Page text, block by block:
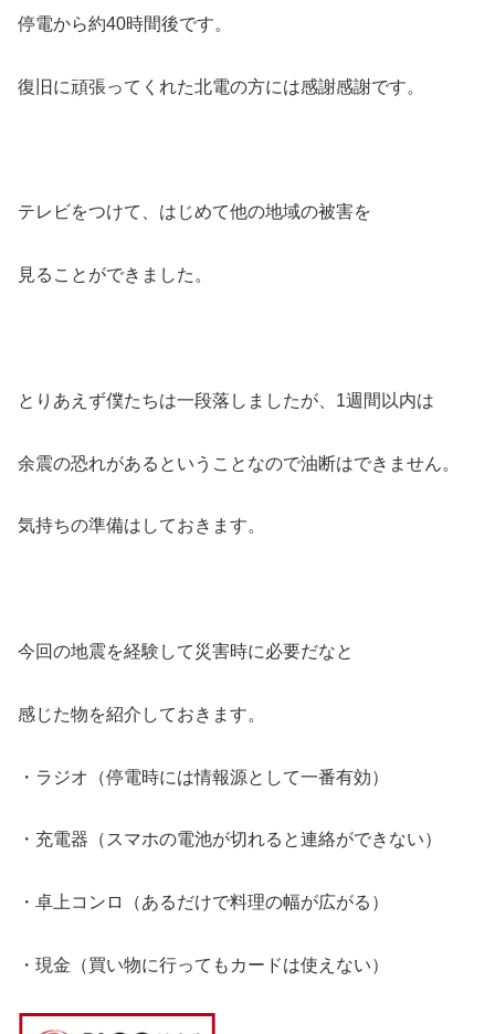
停電から約40時間後です。
復旧に頑張ってくれた北電の方には感謝感謝です。
テレビをつけて、はじめて他の地域の被害を
見ることができました。
とりあえず僕たちは一段落しましたが、1週間以内は
余震の恐れがあるということなので油断はできません。
気持ちの準備はしておきます。
今回の地震を経験して災害時に必要だなと
感じた物を紹介しておきます。
・ラジオ（停電時には情報源として一番有効）
・充電器（スマホの電池が切れると連絡ができない）
・卓上コンロ（あるだけで料理の幅が広がる）
・現金（買い物に行ってもカードは使えない）